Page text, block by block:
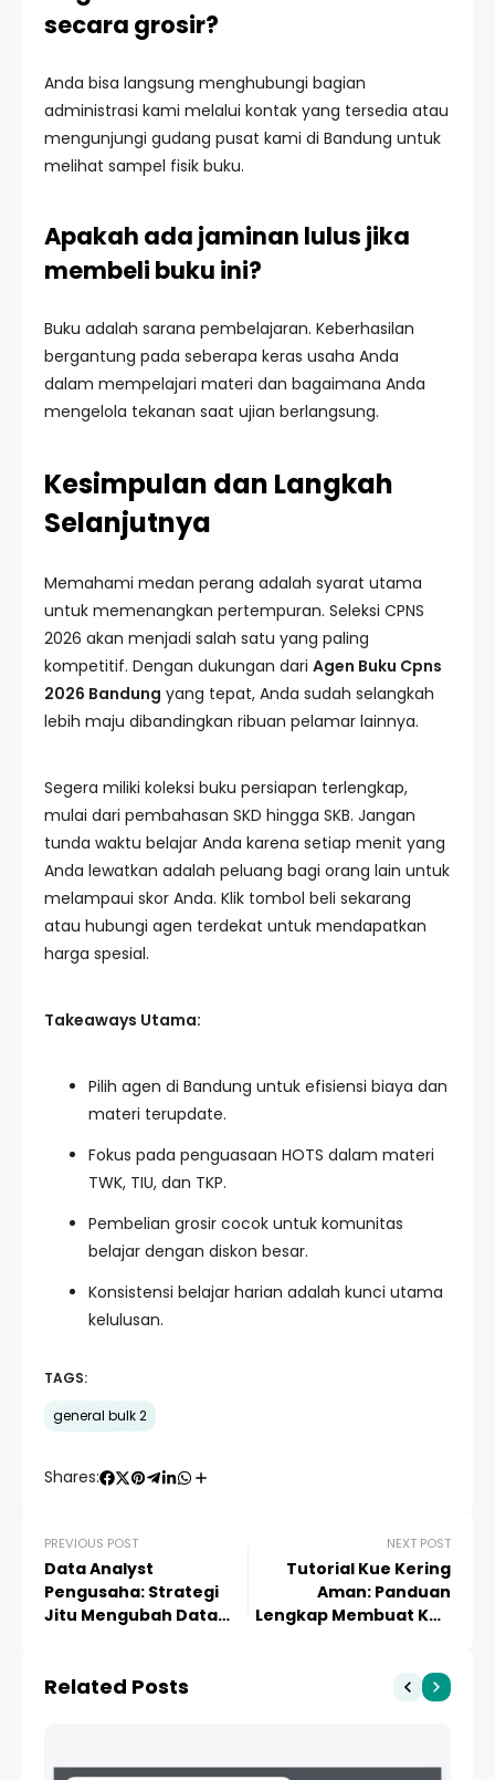
secara grosir?
Anda bisa langsung menghubungi bagian
administrasi kami melalui kontak yang tersedia atau
mengunjungi gudang pusat kami di Bandung untuk
melihat sampel fisik buku.
Apakah ada jaminan lulus jika
membeli buku ini?
Buku adalah sarana pembelajaran. Keberhasilan
bergantung pada seberapa keras usaha Anda
dalam mempelajari materi dan bagaimana Anda
mengelola tekanan saat ujian berlangsung.
Kesimpulan dan Langkah
Selanjutnya
Memahami medan perang adalah syarat utama
untuk memenangkan pertempuran. Seleksi CPNS
2026 akan menjadi salah satu yang paling
kompetitif. Dengan dukungan dari Agen Buku Cpns
2026 Bandung yang tepat, Anda sudah selangkah
lebih maju dibandingkan ribuan pelamar lainnya.
Segera miliki koleksi buku persiapan terlengkap,
mulai dari pembahasan SKD hingga SKB. Jangan
tunda waktu belajar Anda karena setiap menit yang
Anda lewatkan adalah peluang bagi orang lain untuk
melampaui skor Anda. Klik tombol beli sekarang
atau hubungi agen terdekat untuk mendapatkan
harga spesial.
Takeaways Utama:
Pilih agen di Bandung untuk efisiensi biaya dan
materi terupdate.
Fokus pada penguasaan HOTS dalam materi
TWK, TIU, dan TKP.
Pembelian grosir cocok untuk komunitas
belajar dengan diskon besar.
Konsistensi belajar harian adalah kunci utama
kelulusan.
TAGS:
general bulk 2
Shares:
PREVIOUS POST
Data Analyst
Pengusaha: Strategi
Jitu Mengubah Data
NEXT POST
Tutorial Kue Kering
Aman: Panduan
Lengkap Membuat Kue
Related Posts